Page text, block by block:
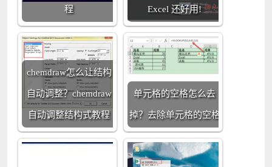
程 Excel 还好用!
chemdraw怎么让结构
自动调整？chemdraw
自动调整结构式教程
单元格的空格怎么去
掉？去除单元格的空格